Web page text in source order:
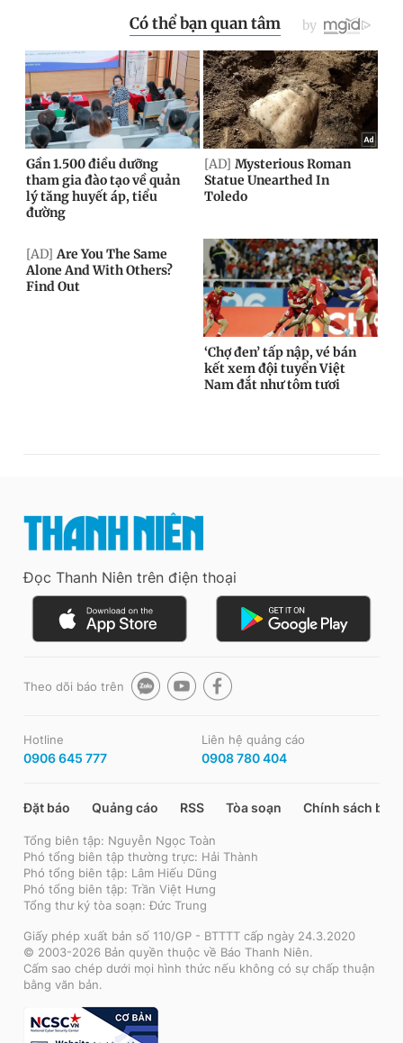
Đọc Thanh Niên trên điện thoại
Theo dõi báo trên
Hotline
0906 645 777
Liên hệ quảng cáo
0908 780 404
Đặt báo Quảng cáo RSS Tòa soạn Chính sách bảo
Tổng biên tập: Nguyễn Ngọc Toàn
Phó tổng biên tập thường trực: Hải Thành
Phó tổng biên tập: Lâm Hiếu Dũng
Phó tổng biên tập: Trần Việt Hưng
Tổng thư ký tòa soạn: Đức Trung
Giấy phép xuất bản số 110/GP - BTTTT cấp ngày 24.3.2020
© 2003-2026 Bản quyền thuộc về Báo Thanh Niên.
Cấm sao chép dưới mọi hình thức nếu không có sự chấp thuận
bằng văn bản.